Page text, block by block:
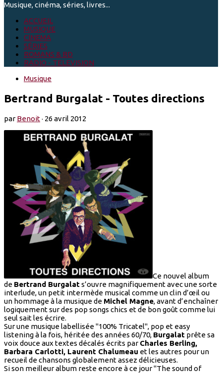
Musique, cinéma, séries, livres...
ACCUEIL
MUSIQUE
CINEMA
SÉRIES
ROMANS & BD
RADIO - TELEVISION
Musique
Bertrand Burgalat - Toutes directions
parBenoit· 26 avril 2012
Ce nouvel album
de Bertrand Burgalats’ouvre magnifiquement avec une sorte
interlude, un petit intermède musical comme un clin d’œil ou
un hommage à la musique de Michel Magne, avant d’enchaîner
logiquement sur des pop songs chics et de bon goût comme lui
seul sait les écrire.
Sur une musique labellisée "100% Tricatel", pop et easy
listening à la fois, héritée des années 60/70, Burgalat prête sa
voix douce aux textes décalés écrits parCharles Berling,
Barbara Carlotti, Laurent Chalumeau et les autres pour un
recueil de chansons globalement assez délicieuses.
Si son meilleur album reste encore à ce jour "The sound of